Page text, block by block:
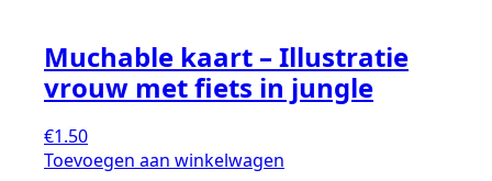
Muchable kaart – Illustratie
vrouw met fiets in jungle
€1.50
Toevoegen aan winkelwagen